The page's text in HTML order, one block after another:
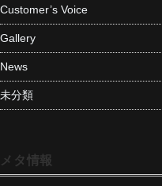
Customer’s Voice
Gallery
News
未分類
メタ情報